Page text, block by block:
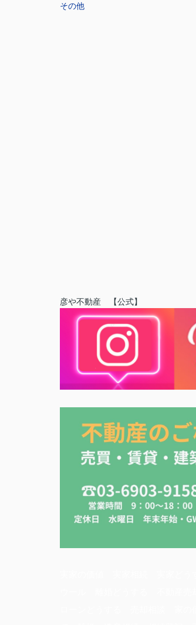
その他
彦や不動産 【公式】